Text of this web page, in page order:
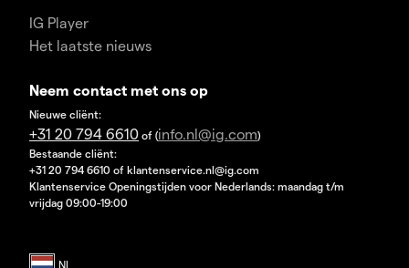
IG Player
Het laatste nieuws
Neem contact met ons op
Nieuwe cliënt:
+31 20 794 6610 of (info.nl@ig.com)
Bestaande cliënt:
+31 20 794 6610 of klantenservice.nl@ig.com
Klantenservice Openingstijden voor Nederlands: maandag t/m
vrijdag 09:00-19:00